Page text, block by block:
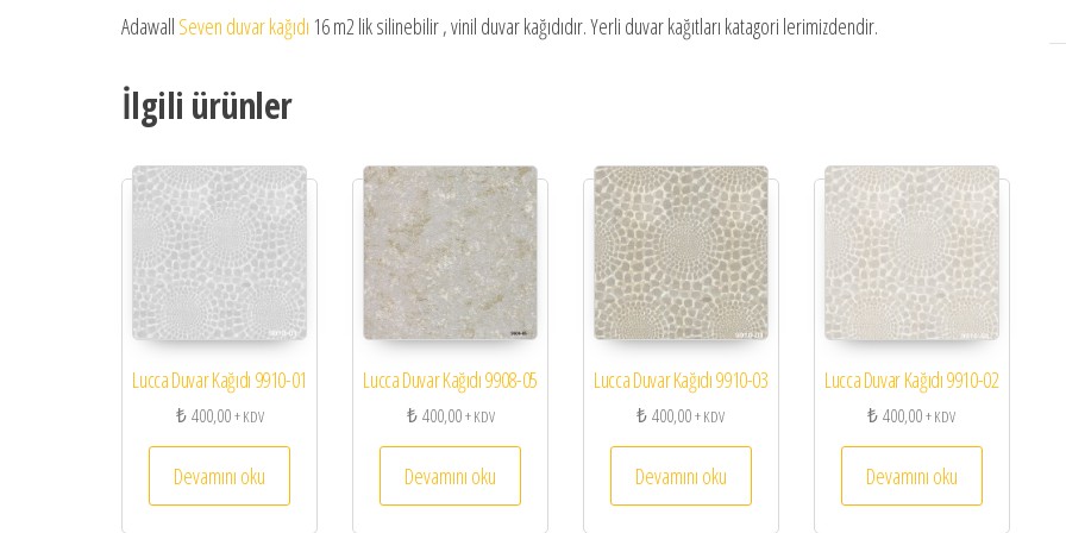
Adawall Seven duvar kağıdı 16 m2 lik silinebilir , vinil duvar kağıdıdır. Yerli duvar kağıtları katagori lerimizdendir.
İlgili ürünler
Lucca Duvar Kağıdı 9910-01
₺400,00+ KDV
Devamını oku
Lucca Duvar Kağıdı 9908-05
₺400,00+ KDV
Devamını oku
Lucca Duvar Kağıdı 9910-03
₺400,00+ KDV
Devamını oku
Lucca Duvar Kağıdı 9910-02
₺400,00+ KDV
Devamını oku